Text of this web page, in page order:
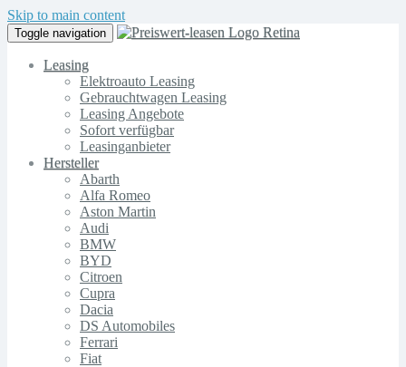
Skip to main content
Toggle navigation
Leasing
Elektroauto Leasing
Gebrauchtwagen Leasing
Leasing Angebote
Sofort verfügbar
Leasinganbieter
Hersteller
Abarth
Alfa Romeo
Aston Martin
Audi
BMW
BYD
Citroen
Cupra
Dacia
DS Automobiles
Ferrari
Fiat